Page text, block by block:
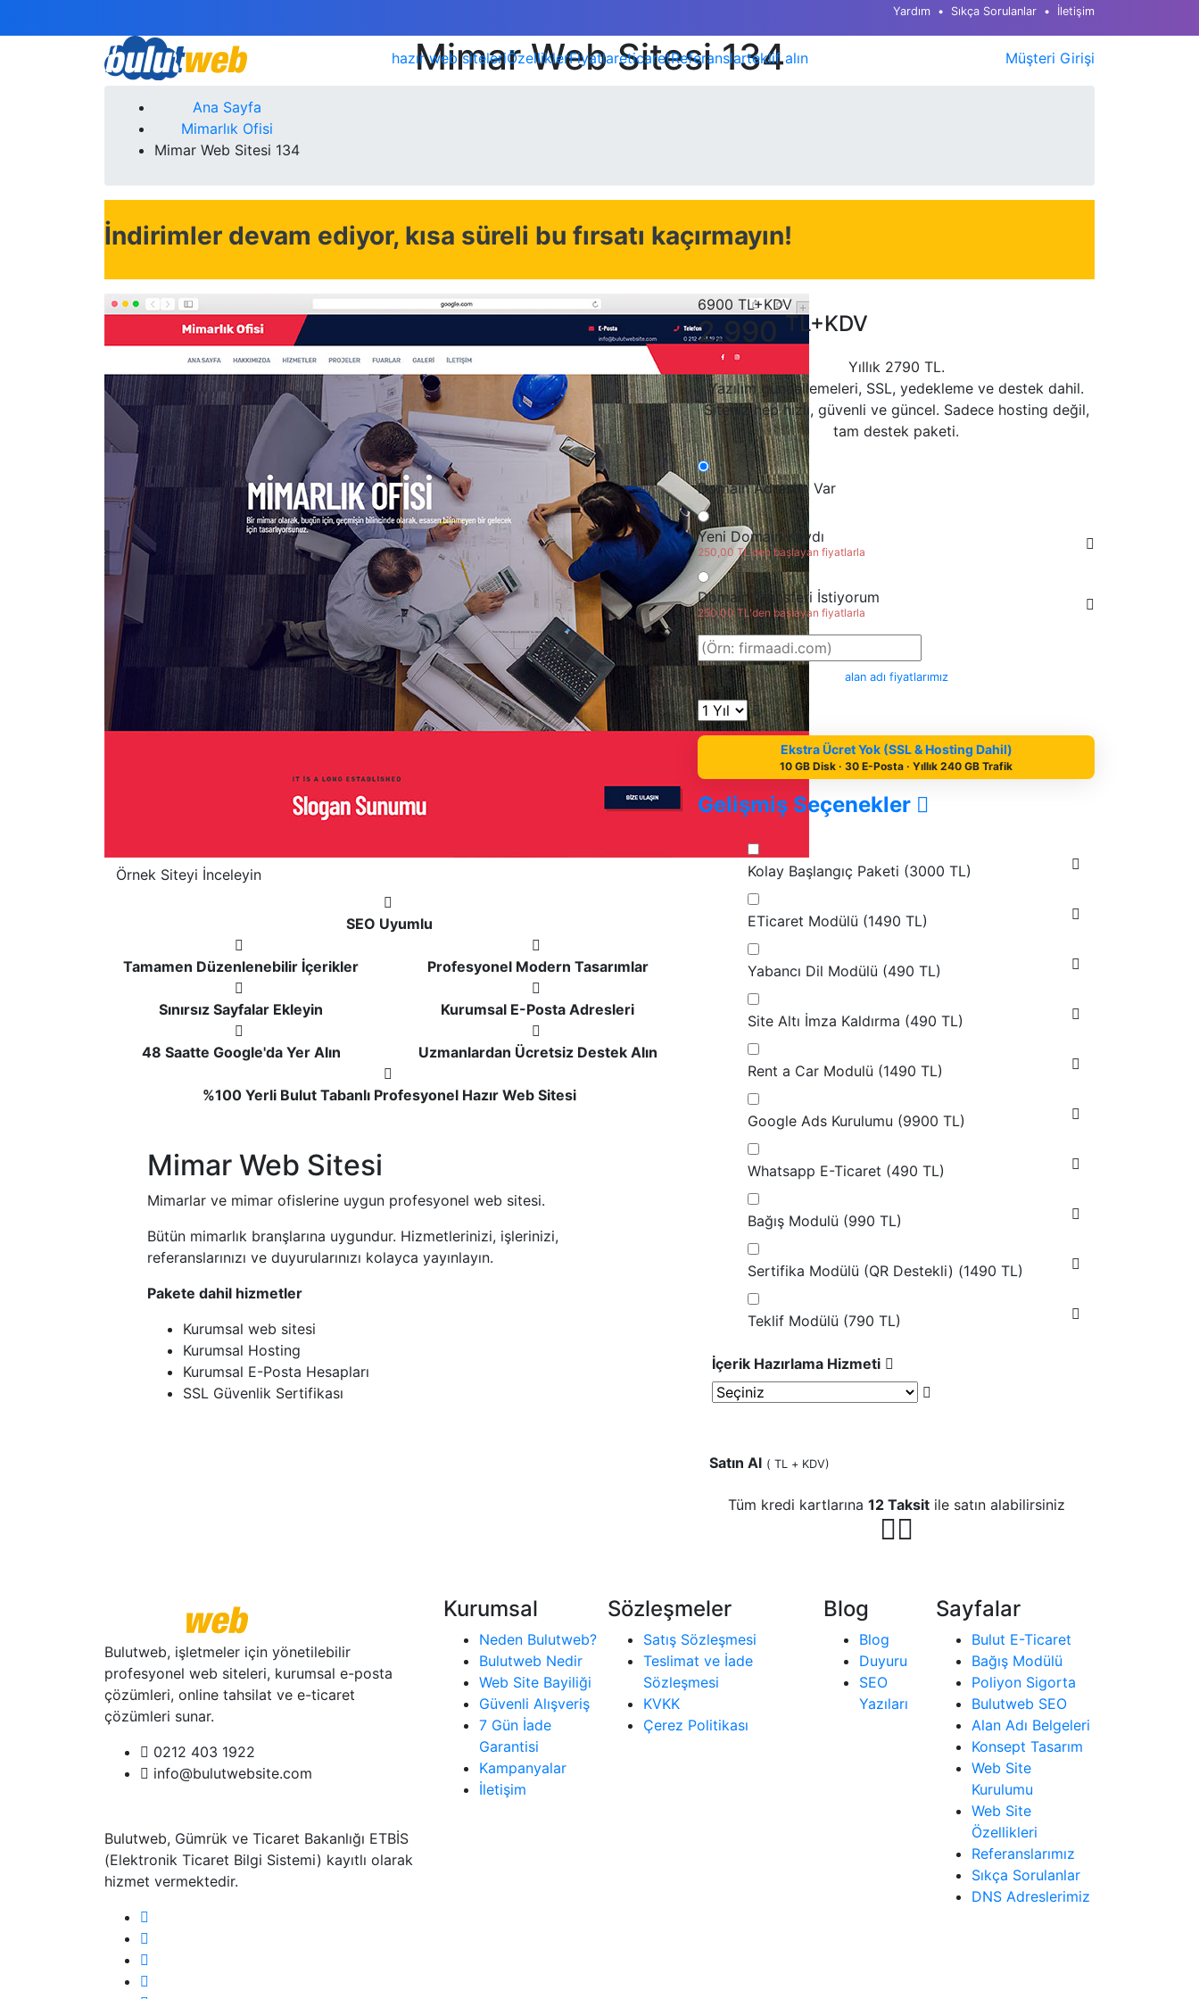
Yardım Sıkça Sorulanlar İletişim
hazır web siteleriÖzelliklerFiyatlareticaretReferanslarteklif alın Müşteri Girişi
Mimar Web Sitesi 134
Ana Sayfa
Mimarlık Ofisi
Mimar Web Sitesi 134
İndirimler devam ediyor, kısa süreli bu fırsatı kaçırmayın!
Örnek Siteyi İnceleyin
SEO Uyumlu
Tamamen Düzenlenebilir İçerikler Profesyonel Modern Tasarımlar
Sınırsız Sayfalar Ekleyin Kurumsal E-Posta Adresleri
48 Saatte Google'da Yer Alın Uzmanlardan Ücretsiz Destek Alın
%100 Yerli Bulut Tabanlı Profesyonel Hazır Web Sitesi
Mimar Web Sitesi
Mimarlar ve mimar ofislerine uygun profesyonel web sitesi.
Bütün mimarlık branşlarına uygundur. Hizmetlerinizi, işlerinizi,
referanslarınızı ve duyurularınızı kolayca yayınlayın.
Pakete dahil hizmetler
Kurumsal web sitesi
Kurumsal Hosting
Kurumsal E-Posta Hesapları
SSL Güvenlik Sertifikası
6900 TL+KDV
2.990 TL+KDV
Yıllık 2790 TL.
Yazılım güncellemeleri, SSL, yedekleme ve destek dahil.
Siteniz hep hızlı, güvenli ve güncel. Sadece hosting değil,
tam destek paketi.
Domain Adresim Var
Yeni Domain Kaydı
250,00 TL'den başlayan fiyatlarla
Domain Transferi İstiyorum
250,00 TL'den başlayan fiyatlarla
alan adı fiyatlarımız
Ekstra Ücret Yok (SSL & Hosting Dahil)
10 GB Disk · 30 E-Posta · Yıllık 240 GB Trafik
Gelişmiş Seçenekler
Kolay Başlangıç Paketi (3000 TL)
ETicaret Modülü (1490 TL)
Yabancı Dil Modülü (490 TL)
Site Altı İmza Kaldırma (490 TL)
Rent a Car Modulü (1490 TL)
Google Ads Kurulumu (9900 TL)
Whatsapp E-Ticaret (490 TL)
Bağış Modulü (990 TL)
Sertifika Modülü (QR Destekli) (1490 TL)
Teklif Modülü (790 TL)
İçerik Hazırlama Hizmeti
Satın Al ( TL + KDV)
Tüm kredi kartlarına 12 Taksitile satın alabilirsiniz
Bulutweb, işletmeler için yönetilebilir
profesyonel web siteleri, kurumsal e-posta
çözümleri, online tahsilat ve e-ticaret
çözümleri sunar.
0212 403 1922
info@bulutwebsite.com
Bulutweb, Gümrük ve Ticaret Bakanlığı ETBİS
(Elektronik Ticaret Bilgi Sistemi) kayıtlı olarak
hizmet vermektedir.
Kurumsal
Neden Bulutweb?
Bulutweb Nedir
Web Site Bayiliği
Güvenli Alışveriş
7 Gün İade
Garantisi
Kampanyalar
İletişim
Sözleşmeler
Satış Sözleşmesi
Teslimat ve İade
Sözleşmesi
KVKK
Çerez Politikası
Blog
Blog
Duyuru
SEO
Yazıları
Sayfalar
Bulut E-Ticaret
Bağış Modülü
Poliyon Sigorta
Bulutweb SEO
Alan Adı Belgeleri
Konsept Tasarım
Web Site
Kurulumu
Web Site
Özellikleri
Referanslarımız
Sıkça Sorulanlar
DNS Adreslerimiz